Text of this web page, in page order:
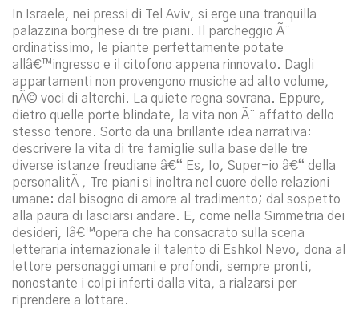
In Israele, nei pressi di Tel Aviv, si erge una tranquilla
palazzina borghese di tre piani. Il parcheggio Ã¨
ordinatissimo, le piante perfettamente potate
allâ€™ingresso e il citofono appena rinnovato. Dagli
appartamenti non provengono musiche ad alto volume,
nÃ© voci di alterchi. La quiete regna sovrana. Eppure,
dietro quelle porte blindate, la vita non Ã¨ affatto dello
stesso tenore. Sorto da una brillante idea narrativa:
descrivere la vita di tre famiglie sulla base delle tre
diverse istanze freudiane â€“ Es, Io, Super-io â€“ della
personalitÃ , Tre piani si inoltra nel cuore delle relazioni
umane: dal bisogno di amore al tradimento; dal sospetto
alla paura di lasciarsi andare. E, come nella Simmetria dei
desideri, lâ€™opera che ha consacrato sulla scena
letteraria internazionale il talento di Eshkol Nevo, dona al
lettore personaggi umani e profondi, sempre pronti,
nonostante i colpi inferti dalla vita, a rialzarsi per
riprendere a lottare.